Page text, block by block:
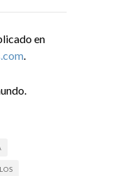
en
.